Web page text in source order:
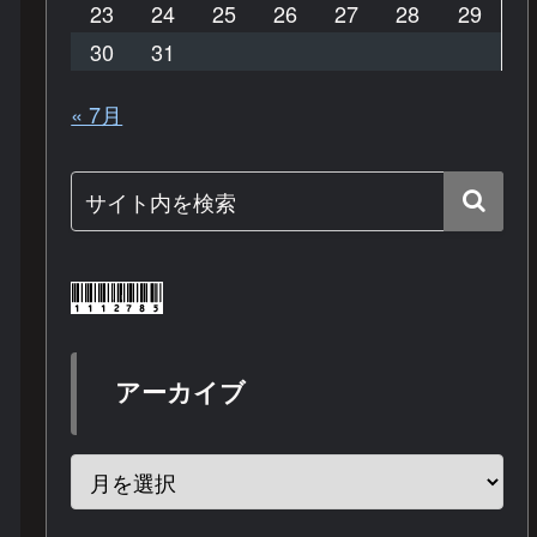
23
24 25 26 27 28
29
30
31
« 7月
アーカイブ